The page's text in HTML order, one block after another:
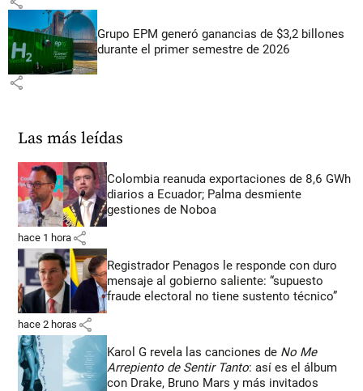
Grupo EPM generó ganancias de $3,2 billones
durante el primer semestre de 2026
share
Las más leídas
Colombia reanuda exportaciones de 8,6 GWh
diarios a Ecuador; Palma desmiente
gestiones de Noboa
hace 1 hora share
Registrador Penagos le responde con duro
mensaje al gobierno saliente: “supuesto
fraude electoral no tiene sustento técnico”
hace 2 horas share
Karol G revela las canciones de No Me
Arrepiento de Sentir Tanto: así es el álbum
con Drake, Bruno Mars y más invitados